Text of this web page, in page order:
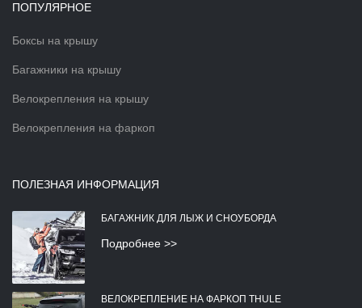
ПОПУЛЯРНОЕ
Боксы на крышу
Багажники на крышу
Велокрепления на крышу
Велокрепления на фаркоп
ПОЛЕЗНАЯ ИНФОРМАЦИЯ
БАГАЖНИК ДЛЯ ЛЫЖ И СНОУБОРДА
Подробнее >>
ВЕЛОКРЕПЛЕНИЕ НА ФАРКОП THULE